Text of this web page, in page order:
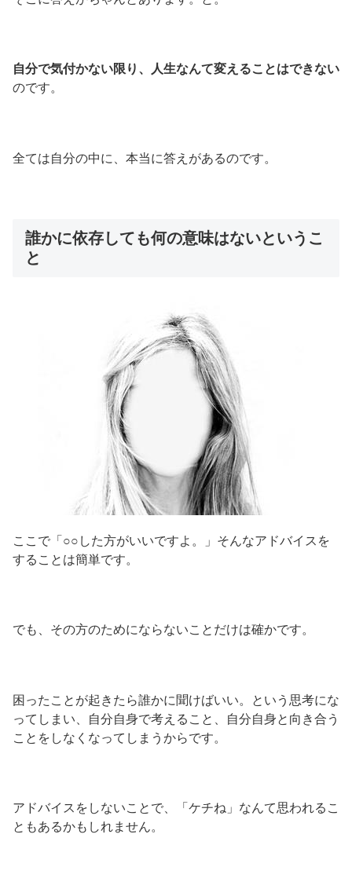
自分で気付かない限り、人生なんて変えることはできない
のです。
全ては自分の中に、本当に答えがあるのです。
誰かに依存しても何の意味はないというこ
と
ここで「○○した方がいいですよ。」そんなアドバイスを
することは簡単です。
でも、その方のためにならないことだけは確かです。
困ったことが起きたら誰かに聞けばいい。という思考にな
ってしまい、自分自身で考えること、自分自身と向き合う
ことをしなくなってしまうからです。
アドバイスをしないことで、「ケチね」なんて思われるこ
ともあるかもしれません。